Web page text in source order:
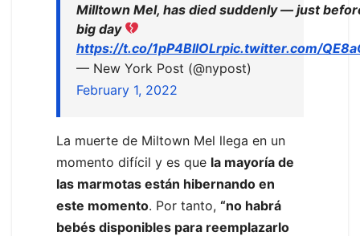
Milltown Mel, has died suddenly — just
big day
https://t.co/1pP4BllOLrpic.twitter.com/
— New York Post (@nypost)
February 1, 2022
La muerte de Miltown Mel llega en un
momento difícil y es que la mayoría de
las marmotas están hibernando en
este momento. Por tanto, “no habrá
bebés disponibles para reemplazarlo